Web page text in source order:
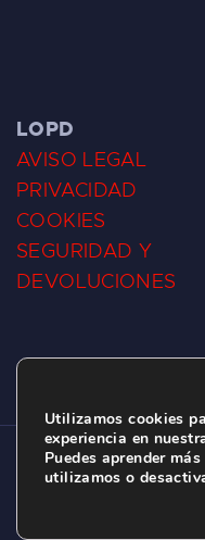
LOPD
AVISO LEGAL
PRIVACIDAD
COOKIES
SEGURIDAD Y
DEVOLUCIONES
CLUB DE SURF LAS
C/ BERNARDO
Utilizamos cookies
experiencia en
Puedes aprender
utilizamos o